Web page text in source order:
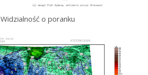
Widzialność o poranku